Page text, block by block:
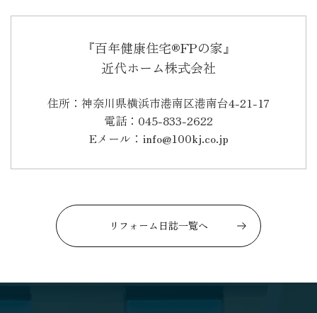
『百年健康住宅®FPの家』
近代ホーム株式会社
住所：神奈川県横浜市港南区港南台4-21-17
電話：045-833-2622
Eメール：info@100kj.co.jp
リフォーム日誌一覧へ